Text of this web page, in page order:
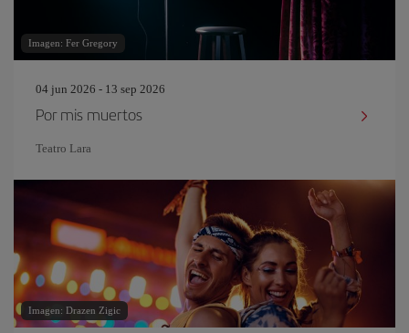
Imagen: Fer Gregory
04 jun 2026 - 13 sep 2026
Por mis muertos
Teatro Lara
Imagen: Drazen Zigic